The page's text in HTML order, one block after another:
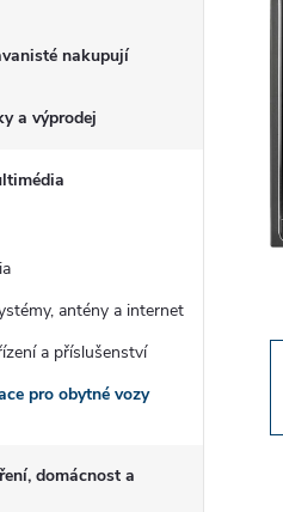
nakupují
a výprodej
antény a internet
a příslušenství
pro obytné vozy
domácnost a